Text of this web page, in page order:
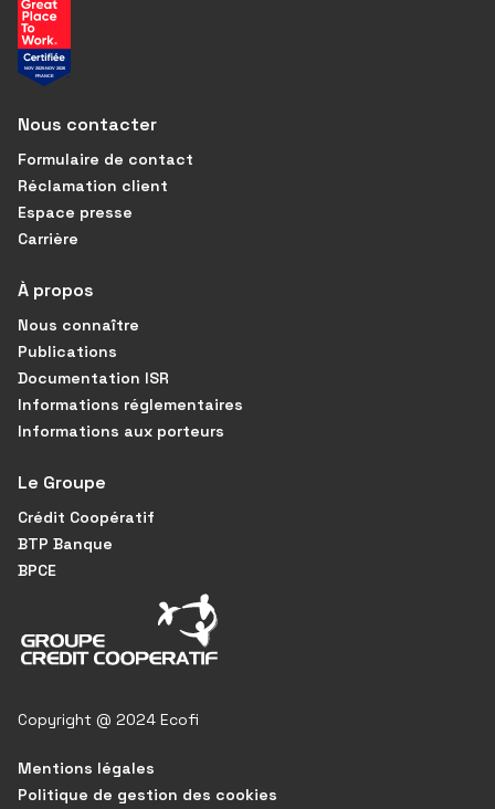
Nous contacter
Formulaire de contact
Réclamation client
Espace presse
Carrière
À propos
Nous connaître
Publications
Documentation ISR
Informations réglementaires
Informations aux porteurs
Le Groupe
Crédit Coopératif
BTP Banque
BPCE
Copyright @ 2024 Ecofi
Mentions légales
Politique de gestion des cookies